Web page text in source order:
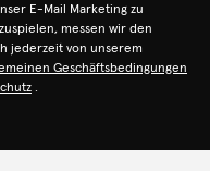
E-Mail Marketing zu
messen wir den
jederzeit von unserem
Geschäftsbedingungen
.